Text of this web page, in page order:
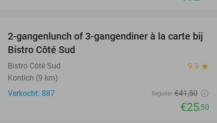
39%
2-gangenlunch of 3-gangendiner à la carte bij
Bistro Côté Sud
Bistro Côté Sud 9.9 star
Kontich (9 km)
Verkocht: 887
Regulier €41,50
€25,50